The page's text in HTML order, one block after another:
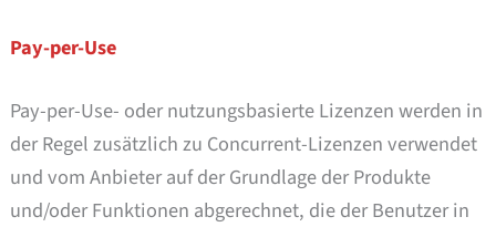
Pay-per-Use
Pay-per-Use- oder nutzungsbasierte Lizenzen werden in
der Regel zusätzlich zu Concurrent-Lizenzen verwendet
und vom Anbieter auf der Grundlage der Produkte
und/oder Funktionen abgerechnet, die der Benutzer in